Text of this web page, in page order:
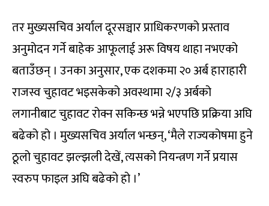
तर मुख्यसचिव अर्याल दूरसञ्चार प्राधिकरणको प्रस्ताव
अनुमोदन गर्ने बाहेक आफूलाई अरू विषय थाहा नभएको
बताउँछन् । उनका अनुसार, एक दशकमा २० अर्ब हाराहारी
राजस्व चुहावट भइसकेको अवस्थामा २/३ अर्बको
लगानीबाट चुहावट रोक्न सकिन्छ भन्ने भएपछि प्रक्रिया अघि
बढेको हो । मुख्यसचिव अर्याल भन्छन्, ‘मैले राज्यकोषमा हुने
ठूलो चुहावट झल्झली देखें, त्यसको नियन्त्रण गर्ने प्रयास
स्वरुप फाइल अघि बढेको हो ।’